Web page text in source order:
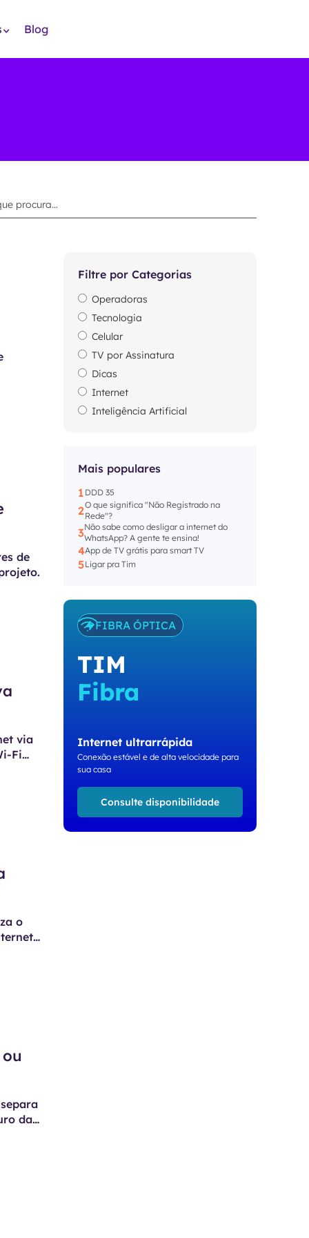
Blog
de
via
Fi
o
da
Filtre por Categorias
Operadoras
Tecnologia
Celular
TV por Assinatura
Dicas
Internet
Inteligência Artificial
Mais populares
1 DDD 35
2O que significa "Não Registrado na
Rede"?
3Não sabe como desligar a internet do
WhatsApp? A gente te ensina!
4App de TV grátis para smart TV
5Ligar pra Tim
FIBRA ÓPTICA
TIM
Fibra
Internet ultrarrápida
Conexão estável e de alta velocidade para
sua casa
Consulte disponibilidade